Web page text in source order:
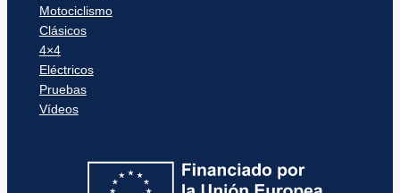
Motociclismo
Clásicos
4×4
Eléctricos
Pruebas
Vídeos